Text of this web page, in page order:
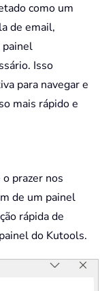
como um
de email,
painel
Isso
para navegar e
mais rápido e
prazer nos
de um painel
rápida de
do Kutools.